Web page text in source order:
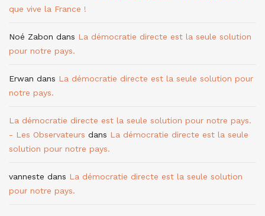
que vive la France !
Noé Zabon dans La démocratie directe est la seule solution
pour notre pays.
Erwan dans La démocratie directe est la seule solution pour
notre pays.
La démocratie directe est la seule solution pour notre pays.
- Les Observateurs dans La démocratie directe est la seule
solution pour notre pays.
vanneste dans La démocratie directe est la seule solution
pour notre pays.